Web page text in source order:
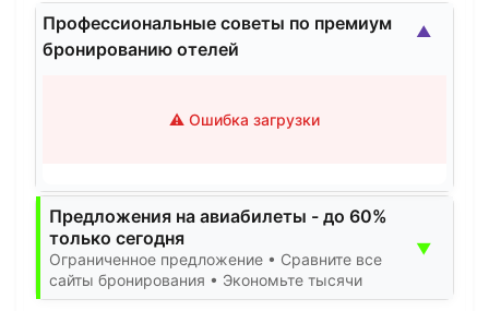
Профессиональные советы по премиум
бронированию отелей
⚠️ Ошибка загрузки
▲
Предложения на авиабилеты - до 60%
только сегодня
Ограниченное предложение • Сравните все
сайты бронирования • Экономьте тысячи
▼